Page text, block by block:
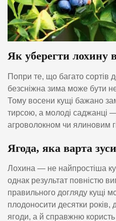
Як уберегти лохину
Попри те, що багато сортів
безсніжна зима може бути
Тому восени кущі бажано
тирсою, а молоді саджанці
агроволокном чи ялиновим
Ягода, яка варта
Лохина — не найпростіша
однак результат повністю
правильного догляду кущі
плодоносити десятки
ягоди, а й справжню користь